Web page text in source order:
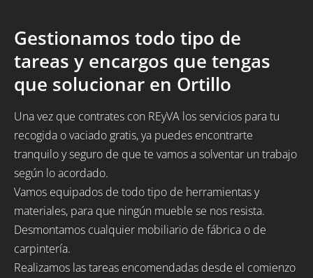
Gestionamos todo tipo de
tareas y encargos que tengas
que solucionar en Ortillo
Una vez que contrates con REyVA los servicios para tu
recogida o vaciado gratis, ya puedes encontrarte
tranquilo y seguro de que te vamos a solventar un trabajo
según lo acordado.
Vamos equipados de todo tipo de herramientas y
materiales, para que ningún mueble se nos resista.
Desmontamos cualquier mobiliario de fábrica o de
carpintería.
Realizamos las tareas encomendadas desde el comienzo